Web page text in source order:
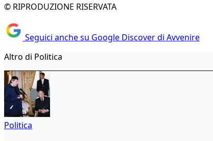
© RIPRODUZIONE RISERVATA
Seguici anche su Google Discover di Avvenire
Altro di Politica
Politica